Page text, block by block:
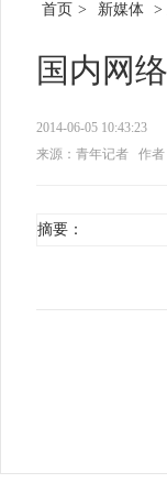
首页 > 新媒体 >
国内网
2014-06-05 10:43:23
来源：青年记者
作者
摘要：